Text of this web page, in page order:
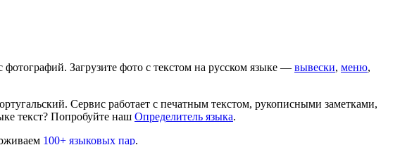
Загрузите фото с текстом на русском языке — вывески, меню,
. Сервис работает с печатным текстом, рукописными заметками,
текст? Попробуйте наш Определитель языка.
100+ языковых пар.